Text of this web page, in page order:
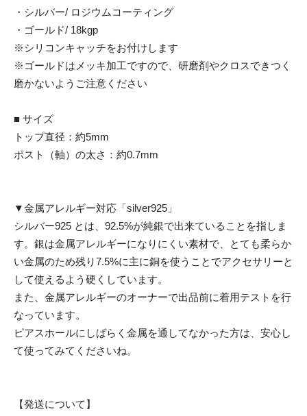
・シルバー/ ロジウムコーティング
・ゴールド/ 18kgp
※シリコンキャッチをお付けします
※ゴールドはメッキ加工ですので、研磨剤やクロスできつく
磨かないようご注意ください
■ サイズ
トップ直径：約5mm
ポスト（軸）の太さ：約0.7mm
▼金属アレルギー対応「silver925」
シルバー925 とは、92.5%が純銀で出来ていることを指しま
す。銀は金属アレルギーになりにくい素材で、とても柔らか
い金属のため残り7.5%に主に銅を使うことでアクセサリーと
して使えるよう硬くしています。
また、金属アレルギーのオーナーで出品前に着用テストを行
なっています。
ピアスホールにしばらく金属を通してなかった方は、安心し
て使ってみてくださいね。
【発送について】